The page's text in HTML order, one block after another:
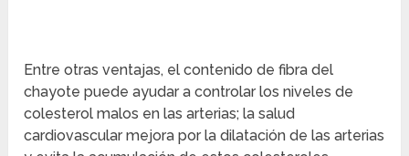
Entre otras ventajas, el contenido de fibra del
chayote puede ayudar a controlar los niveles de
colesterol malos en las arterias; la salud
cardiovascular mejora por la dilatación de las arterias